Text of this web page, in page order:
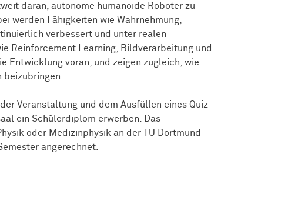
daran, autonome humanoide Roboter zu
werden Fähigkeiten wie Wahrnehmung,
verbessert und unter realen
Reinforcement Learning, Bildverarbeitung und
Entwicklung voran, und zeigen zugleich, wie
Veranstaltung und dem Ausfüllen eines Quiz
ein Schülerdiplom erwerben. Das
oder Medizinphysik an der TU Dortmund
angerechnet.